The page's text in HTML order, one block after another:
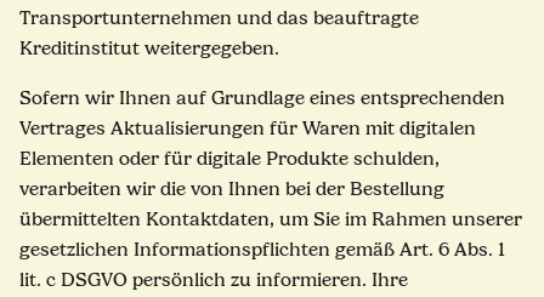
Transportunternehmen und das beauftragte
Kreditinstitut weitergegeben.
Sofern wir Ihnen auf Grundlage eines entsprechenden
Vertrages Aktualisierungen für Waren mit digitalen
Elementen oder für digitale Produkte schulden,
verarbeiten wir die von Ihnen bei der Bestellung
übermittelten Kontaktdaten, um Sie im Rahmen unserer
gesetzlichen Informationspflichten gemäß Art. 6 Abs. 1
lit. c DSGVO persönlich zu informieren. Ihre